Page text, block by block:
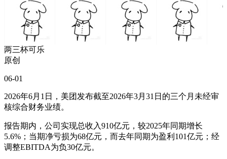
两三杯可乐
原创
06-01
2026年6月1日，美团发布截至2026年3月31日的三个月未经审
核综合财务业绩。
报告期内，公司实现总收入910亿元，较2025年同期增长
5.6%；当期净亏损为68亿元，而去年同期为盈利101亿元；经
调整EBITDA为负30亿元。